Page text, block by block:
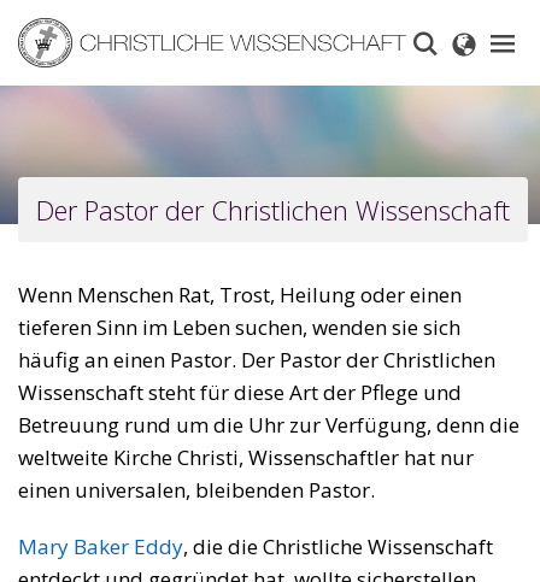
main
content
Der Pastor der Christlichen Wissenschaft
Wenn Menschen Rat, Trost, Heilung oder einen
tieferen Sinn im Leben suchen, wenden sie sich
häufig an einen Pastor. Der Pastor der Christlichen
Wissenschaft steht für diese Art der Pflege und
Betreuung rund um die Uhr zur Verfügung, denn die
weltweite Kirche Christi, Wissenschaftler hat nur
einen universalen, bleibenden Pastor.
Mary Baker Eddy, die die Christliche Wissenschaft